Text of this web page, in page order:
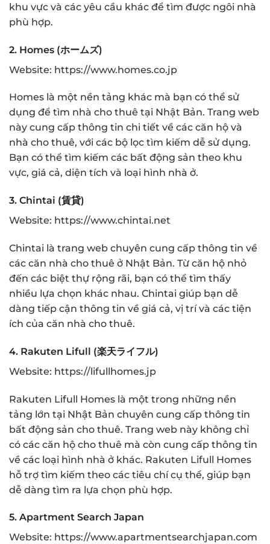
khu vực và các yêu cầu khác để tìm được ngôi nhà
phù hợp.
2. Homes (ホームズ)
Website: https://www.homes.co.jp
Homes là một nền tảng khác mà bạn có thể sử
dụng để tìm nhà cho thuê tại Nhật Bản. Trang web
này cung cấp thông tin chi tiết về các căn hộ và
nhà cho thuê, với các bộ lọc tìm kiếm dễ sử dụng.
Bạn có thể tìm kiếm các bất động sản theo khu
vực, giá cả, diện tích và loại hình nhà ở.
3. Chintai (賃貸)
Website: https://www.chintai.net
Chintai là trang web chuyên cung cấp thông tin về
các căn nhà cho thuê ở Nhật Bản. Từ căn hộ nhỏ
đến các biệt thự rộng rãi, bạn có thể tìm thấy
nhiều lựa chọn khác nhau. Chintai giúp bạn dễ
dàng tiếp cận thông tin về giá cả, vị trí và các tiện
ích của căn nhà cho thuê.
4. Rakuten Lifull (楽天ライフル)
Website: https://lifullhomes.jp
Rakuten Lifull Homes là một trong những nền
tảng lớn tại Nhật Bản chuyên cung cấp thông tin
bất động sản cho thuê. Trang web này không chỉ
có các căn hộ cho thuê mà còn cung cấp thông tin
về các loại hình nhà ở khác. Rakuten Lifull Homes
hỗ trợ tìm kiếm theo các tiêu chí cụ thể, giúp bạn
dễ dàng tìm ra lựa chọn phù hợp.
5. Apartment Search Japan
Website: https://www.apartmentsearchjapan.com